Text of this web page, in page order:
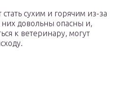
сухим и горячим из-за
довольны опасны и,
к ветеринару, могут